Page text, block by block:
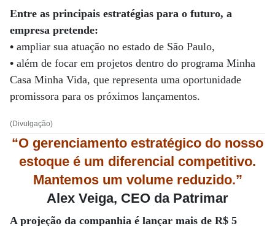
Entre as principais estratégias para o futuro, a
empresa pretende:
• ampliar sua atuação no estado de São Paulo,
• além de focar em projetos dentro do programa Minha
Casa Minha Vida, que representa uma oportunidade
promissora para os próximos lançamentos.
(Divulgação)
“O gerenciamento estratégico do nosso
estoque é um diferencial competitivo.
Mantemos um volume reduzido.”
Alex Veiga, CEO da Patrimar
A projeção da companhia é lançar mais de R$ 5